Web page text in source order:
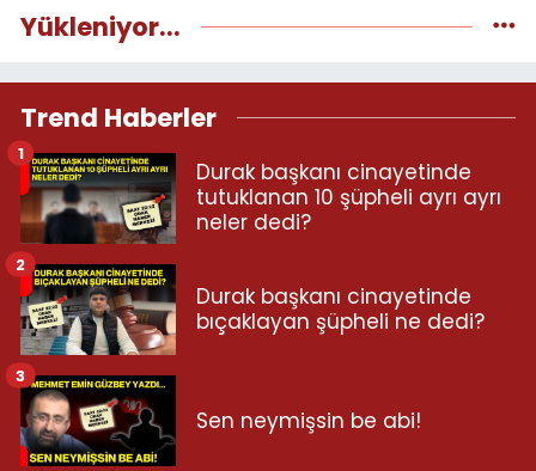
Yükleniyor...
Trend Haberler
Durak başkanı cinayetinde
tutuklanan 10 şüpheli ayrı ayrı
neler dedi?
1
Durak başkanı cinayetinde
bıçaklayan şüpheli ne dedi?
2
Sen neymişsin be abi!
3